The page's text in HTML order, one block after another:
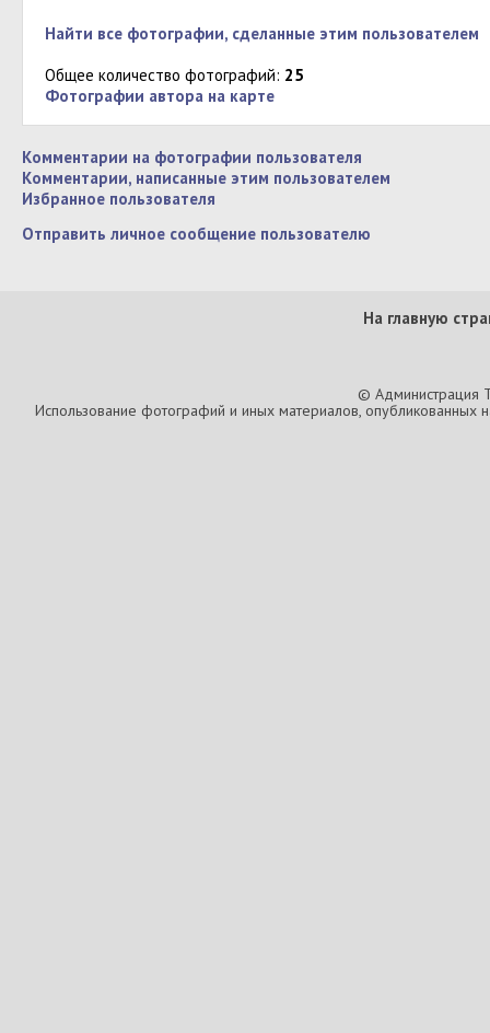
Найти все фотографии, сделанные этим пользователем
Общее количество фотографий: 25
Фотографии автора на карте
Комментарии на фотографии пользователя
Комментарии, написанные этим пользователем
Избранное пользователя
Отправить личное сообщение пользователю
На главную
© Администрация
Использование фотографий и иных материалов, опубликованных